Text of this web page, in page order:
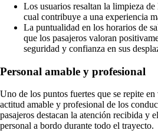
Los usuarios resaltan la limpieza
cual contribuye a una experiencia
La puntualidad en los horarios de
que los pasajeros valoran
seguridad y confianza en sus
Personal amable y profesional
Uno de los puntos fuertes que se repite
actitud amable y profesional de los
pasajeros destacan la atención recibida y
personal a bordo durante todo el trayecto.